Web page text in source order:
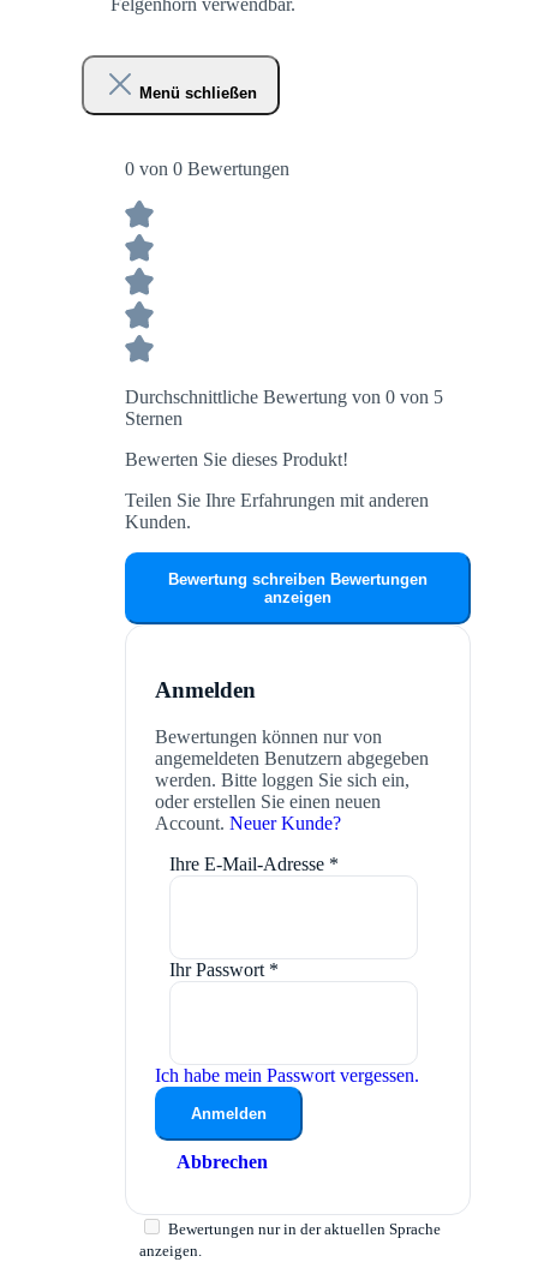
Menü schließen
0 von 0 Bewertungen
Durchschnittliche Bewertung von 0 von 5
Sternen
Bewerten Sie dieses Produkt!
Teilen Sie Ihre Erfahrungen mit anderen
Kunden.
Bewertung schreiben Bewertungen
anzeigen
Anmelden
Bewertungen können nur von
angemeldeten Benutzern abgegeben
werden. Bitte loggen Sie sich ein,
oder erstellen Sie einen neuen
Account. Neuer Kunde?
Ihre E-Mail-Adresse *
Ihr Passwort *
Ich habe mein Passwort vergessen.
Anmelden
Abbrechen
Bewertungen nur in der aktuellen Sprache
anzeigen.